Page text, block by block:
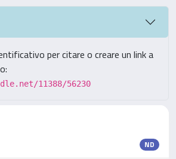
per citare o creare un link a
11388/56230
ND